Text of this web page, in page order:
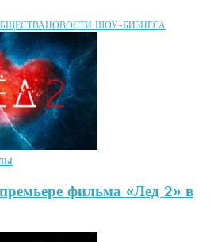
НОВОСТИ ШОУ-БИЗНЕСА
фильма «Лед 2» в